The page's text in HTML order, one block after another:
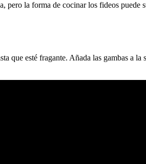
la forma de cocinar los fideos
esté fragante. Añada las gambas a